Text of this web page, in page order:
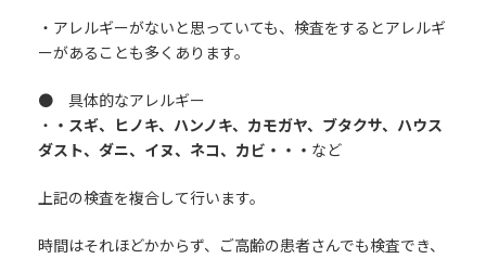
・アレルギーがないと思っていても、検査をするとアレルギ
ーがあることも多くあります。
● 具体的なアレルギー
・ ・スギ、ヒノキ、ハンノキ、カモガヤ、ブタクサ、ハウス
ダスト、ダニ、イヌ、ネコ、カビ・・・ など
上記の検査を複合して行います。
時間はそれほどかからず、ご高齢の患者さんでも検査でき、